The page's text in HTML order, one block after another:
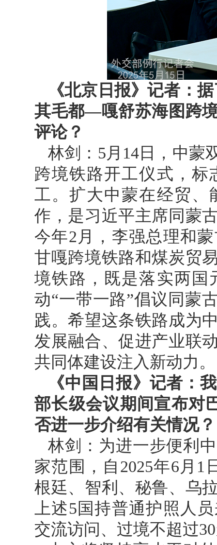
《北京日报》记者：
其毛都—嘎舒苏海图跨
评论？
林剑：5月14日，中蒙
跨境铁路开工仪式，标
工。扩大中蒙在经贸、
作，是习近平主席同蒙
今年2月，李强总理和
甘嘎跨境铁路和煤炭贸
境铁路，既是落实两国
动“一带一路”倡议同蒙
践。希望这条铁路成为
发展融合、促进产业联
共同体建设注入新动力。
《中国日报》记者：
部长级会议期间宣布对
否进一步介绍有关情况？
林剑：为进一步便利
家范围，自2025年6月1
根廷、智利、秘鲁、乌
上述5国持普通护照人
交流访问、过境不超过